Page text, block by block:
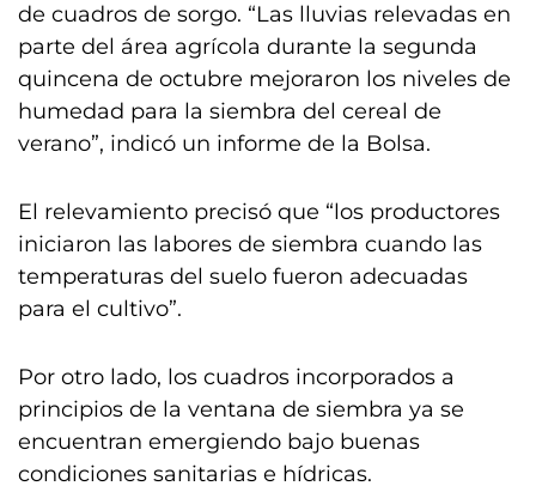
de cuadros de sorgo. “Las lluvias relevadas en
parte del área agrícola durante la segunda
quincena de octubre mejoraron los niveles de
humedad para la siembra del cereal de
verano”, indicó un informe de la Bolsa.
El relevamiento precisó que “los productores
iniciaron las labores de siembra cuando las
temperaturas del suelo fueron adecuadas
para el cultivo”.
Por otro lado, los cuadros incorporados a
principios de la ventana de siembra ya se
encuentran emergiendo bajo buenas
condiciones sanitarias e hídricas.